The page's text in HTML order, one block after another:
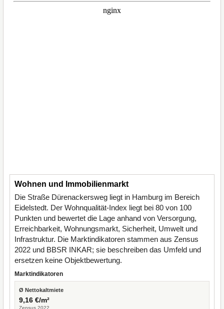
Wohnen und Immobilienmarkt
Die Straße Dürenackersweg liegt in Hamburg im Bereich
Eidelstedt. Der Wohnqualität-Index liegt bei 80 von 100
Punkten und bewertet die Lage anhand von Versorgung,
Erreichbarkeit, Wohnungsmarkt, Sicherheit, Umwelt und
Infrastruktur. Die Marktindikatoren stammen aus Zensus
2022 und BBSR INKAR; sie beschreiben das Umfeld und
ersetzen keine Objektbewertung.
Marktindikatoren
Ø Nettokaltmiete
9,16 €/m²
Zensus 2022